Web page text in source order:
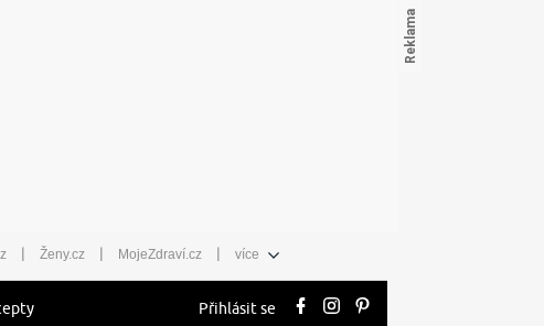
| Ženy.cz | MojeZdraví.cz | více
Přihlásit se